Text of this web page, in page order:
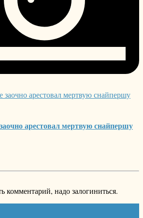
арестовал мертвую снайпершу
комментарий, надо залогиниться.